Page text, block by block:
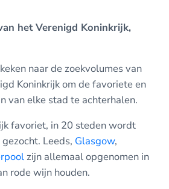
het Verenigd Koninkrijk,
naar de zoekvolumes van
Koninkrijk om de favoriete en
van elke stad te achterhalen.
favoriet, in 20 steden wordt
Leeds, Glasgow,
zijn allemaal opgenomen in
rode wijn houden.